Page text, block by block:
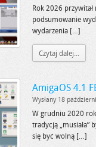
roku 2025 w
4
Rok 2026
podsumowanie
wydarzenia […]
Czytaj dalej...
AmigaOS 4.1
Wysłany 18
W grudniu 2020
tradycją „musiała”
się być wolną […]